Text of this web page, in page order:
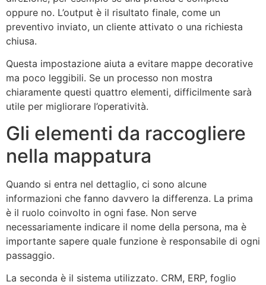
oppure no. L’output è il risultato finale, come un
preventivo inviato, un cliente attivato o una richiesta
chiusa.
Questa impostazione aiuta a evitare mappe decorative
ma poco leggibili. Se un processo non mostra
chiaramente questi quattro elementi, difficilmente sarà
utile per migliorare l’operatività.
Gli elementi da raccogliere
nella mappatura
Quando si entra nel dettaglio, ci sono alcune
informazioni che fanno davvero la differenza. La prima
è il ruolo coinvolto in ogni fase. Non serve
necessariamente indicare il nome della persona, ma è
importante sapere quale funzione è responsabile di ogni
passaggio.
La seconda è il sistema utilizzato. CRM, ERP, foglio